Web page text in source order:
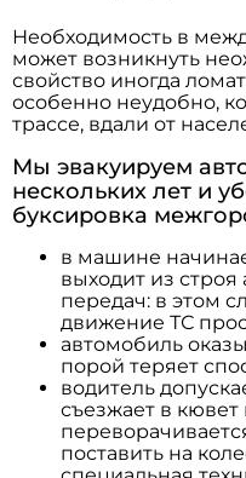
Необходимость в
может возникнуть
свойство иногда
особенно неудобно,
трассе, вдали от
Мы эвакуируем
нескольких лет и
буксировка
в машине
выходит из строя
передач: в этом
движение ТС
автомобиль
порой теряет
водитель
съезжает в
поставить на